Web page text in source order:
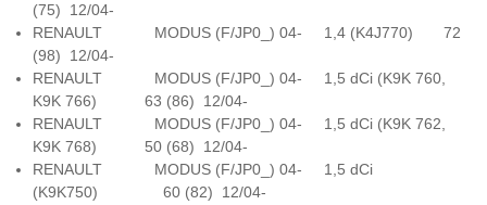
(75) 12/04-
RENAULT MODUS (F/JP0_) 04- 1,4 (K4J770) 72
(98) 12/04-
RENAULT MODUS (F/JP0_) 04- 1,5 dCi (K9K 760,
K9K 766) 63 (86) 12/04-
RENAULT MODUS (F/JP0_) 04- 1,5 dCi (K9K 762,
K9K 768) 50 (68) 12/04-
RENAULT MODUS (F/JP0_) 04- 1,5 dCi
(K9K750) 60 (82) 12/04-